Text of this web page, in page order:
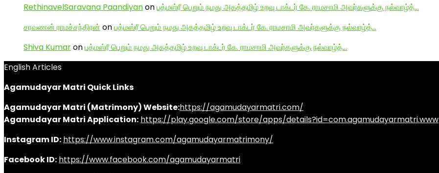
RethinavelSaravana Paandiyanonபத்மஸ்ரீ பெறும் நமது அகத்தமிழ் உறவு டாக்டர் கே. ராமசாமி அவர்களுக்கு நல்வாழ்த்…
சரவணன் ராமச்சந்திரன் onபத்மஸ்ரீ பெறும் நமது அகத்தமிழ் உறவு டாக்டர் கே. ராமசாமி அவர்களுக்கு நல்வாழ்த்…
Shiva Kumaronபத்மஸ்ரீ பெறும் நமது அகத்தமிழ் உறவு டாக்டர் கே. ராமசாமி அவர்களுக்கு நல்வாழ்த்…
English Articles
Agamudayar Matri Quick Links
Agamudayar Matri (Matrimony) Website:https://agamudayarmatri.com/
Agamudayar Matri Application: https://play.google.com/store/apps/details?id=com.agamudayarmatri.www
Instagram ID: https://www.instagram.com/agamudayarmatrimony/
Facebook ID: https://www.facebook.com/agamudayarmatri